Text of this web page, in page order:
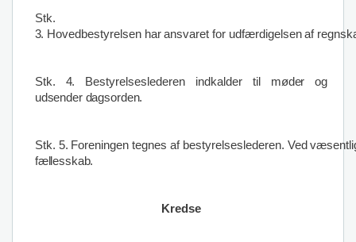
Stk.
3. Hovedbestyrelsen har ansvaret for udfærdigelsen af
Stk. 4. Bestyrelseslederen indkalder til
møder og
udsender dagsorden.
Stk. 5. Foreningen tegnes af bestyrelseslederen. Ved
fællesskab.
Kredse